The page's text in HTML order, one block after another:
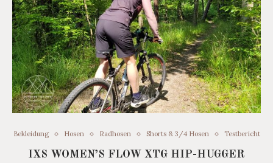
Bekleidung Hosen Radhosen Shorts & 3/4 Hosen Testbericht
IXS WOMEN’S FLOW XTG HIP-HUGGER